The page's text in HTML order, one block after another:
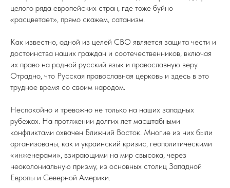
целого ряда европейских стран, где тоже буйно
«расцветает», прямо скажем, сатанизм.
Как известно, одной из целей СВО является защита чести и
достоинства наших граждан и соотечественников, включая
их право на родной русский язык и православную веру.
Отрадно, что Русская православная церковь и здесь в это
трудное время со своим народом.
Неспокойно и тревожно не только на наших западных
рубежах. На протяжении долгих лет масштабными
конфликтами охвачен Ближний Восток. Многие из них были
организованы, как и украинский кризис, геополитическими
«инженерами», взирающими на мир свысока, через
неоколониальную призму, из основных столиц Западной
Европы и Северной Америки.